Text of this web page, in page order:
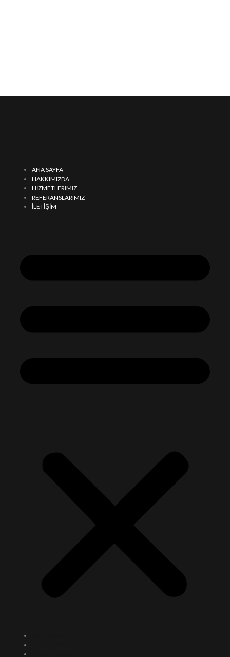
ANA SAYFA
HAKKIMIZDA
HİZMETLERİMİZ
REFERANSLARIMIZ
İLETİŞİM